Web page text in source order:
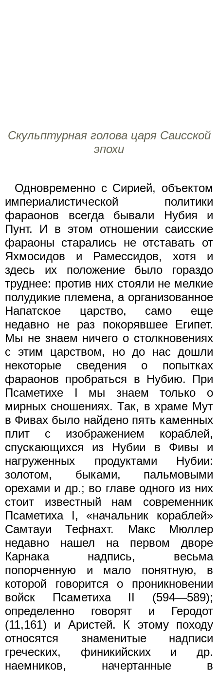
Скульптурная голова царя Саисской
эпохи
Одновременно с Сирией, объектом
империалистической политики
фараонов всегда бывали Нубия и
Пунт. И в этом отношении саисские
фараоны старались не отставать от
Яхмосидов и Рамессидов, хотя и
здесь их положение было гораздо
труднее: против них стояли не мелкие
полудикие племена, а организованное
Напатское царство, само еще
недавно не раз покорявшее Египет.
Мы не знаем ничего о столкновениях
с этим царством, но до нас дошли
некоторые сведения о попытках
фараонов пробраться в Нубию. При
Псаметихе I мы знаем только о
мирных сношениях. Так, в храме Мут
в Фивах было найдено пять каменных
плит с изображением кораблей,
спускающихся из Нубии в Фивы и
нагруженных продуктами Нубии:
золотом, быками, пальмовыми
орехами и др.; во главе одного из них
стоит известный нам современник
Псаметиха I, «начальник кораблей»
Самтауи Тефнахт. Макс Мюллер
недавно нашел на первом дворе
Карнака надпись, весьма
попорченную и мало понятную, в
которой говорится о проникновении
войск Псаметиха II (594—589);
определенно говорят и Геродот
(11,161) и Аристей. К этому походу
относятся знаменитые надписи
греческих, финикийских и др.
наемников, начертанные в